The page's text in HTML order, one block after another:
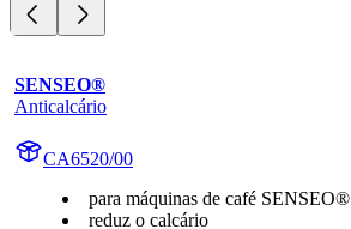
SENSEO®
Anticalcário
CA6520/00
para máquinas de café SENSEO®
reduz o calcário